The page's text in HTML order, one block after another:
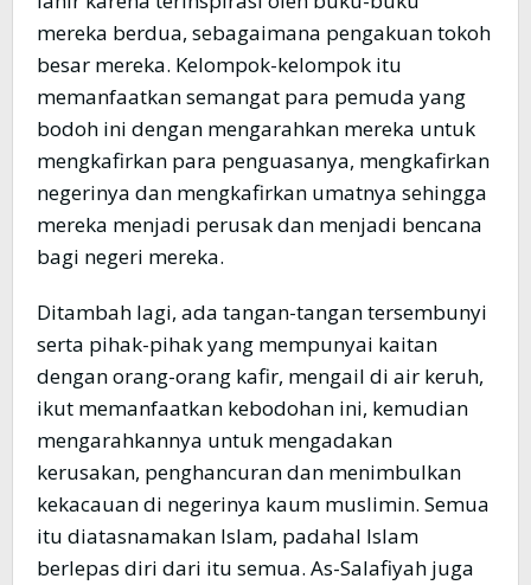
mereka berdua, sebagaimana pengakuan tokoh
besar mereka. Kelompok-kelompok itu
memanfaatkan semangat para pemuda yang
bodoh ini dengan mengarahkan mereka untuk
mengkafirkan para penguasanya, mengkafirkan
negerinya dan mengkafirkan umatnya sehingga
mereka menjadi perusak dan menjadi bencana
bagi negeri mereka.
Ditambah lagi, ada tangan-tangan tersembunyi
serta pihak-pihak yang mempunyai kaitan
dengan orang-orang kafir, mengail di air keruh,
ikut memanfaatkan kebodohan ini, kemudian
mengarahkannya untuk mengadakan
kerusakan, penghancuran dan menimbulkan
kekacauan di negerinya kaum muslimin. Semua
itu diatasnamakan Islam, padahal Islam
berlepas diri dari itu semua. As-Salafiyah juga